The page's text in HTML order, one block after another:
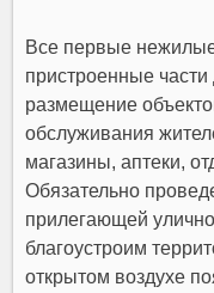
Все первые
пристроенные
размещение
обслуживания
магазины, аптеки,
Обязательно
прилегающей
благоустроим
открытом воздухе